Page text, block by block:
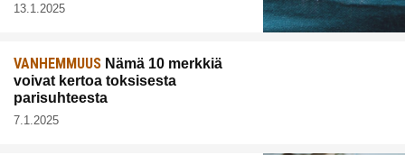
13.1.2025
VANHEMMUUS Nämä 10 merkkiä
voivat kertoa toksisesta
parisuhteesta
7.1.2025